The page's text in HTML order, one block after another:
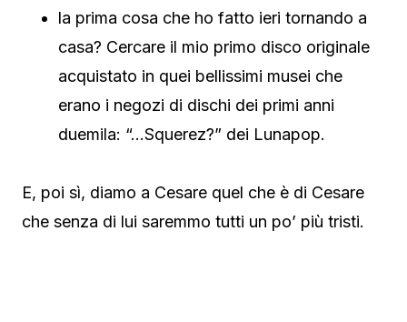
la prima cosa che ho fatto ieri tornando a
casa? Cercare il mio primo disco originale
acquistato in quei bellissimi musei che
erano i negozi di dischi dei primi anni
duemila: “…Squerez?” dei Lunapop.
E, poi sì, diamo a Cesare quel che è di Cesare
che senza di lui saremmo tutti un po’ più tristi.